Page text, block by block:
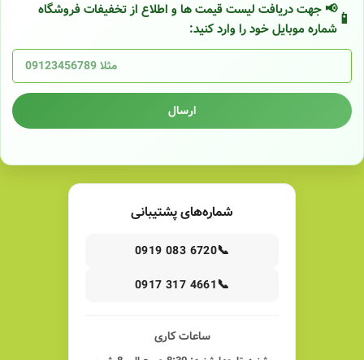
📢 جهت دریافت لیست قیمت ها و اطلاع از تخفیفات فروشگاه
شماره موبایل خود را وارد کنید:
ارسال
شماره‌های پشتیبانی
📞
0919 083 6720
📞
0917 317 4661
ساعات کاری